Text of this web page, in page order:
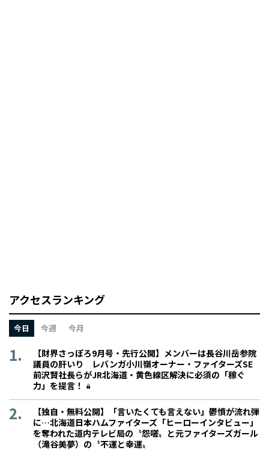
アクセスランキング
今日 今週 今月
【財界さっぽろ9月号・先行公開】メンバーは長谷川岳参院
議員の肝いり レバンガ小川嶺オーナー・ファイターズSE
前沢賢社長らがJR北海道・黄色線区解決に必須の「稼ぐ
力」を提言！
【独自・無料公開】「言いたくても言えない」鬱憤が流れ弾
に…北海道日本ハムファイターズ「ヒーローインタビュー」
を奪われた道内テレビ局の〝怨嗟〟と元ファイターズガール
（滝谷美夢）の〝不運と幸運〟